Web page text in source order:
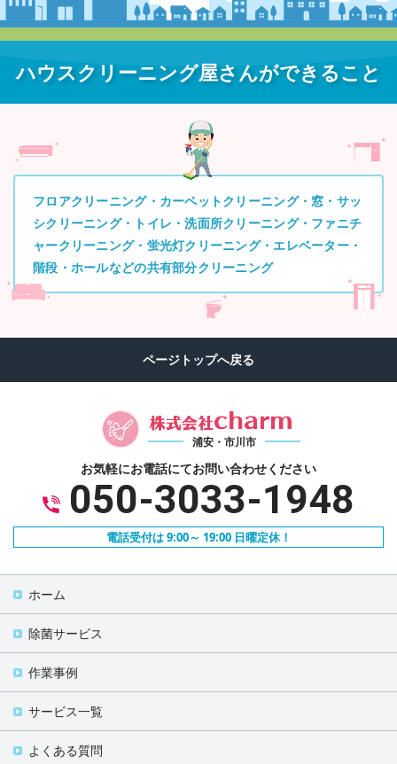
ハウスクリーニング屋さんができること
フロアクリーニング・カーペットクリーニング・窓・サッ
シクリーニング・トイレ・洗面所クリーニング・ファニチ
ャークリーニング・蛍光灯クリーニング・エレベーター・
階段・ホールなどの共有部分クリーニング
浦安・市川市
お気軽にお電話にてお問い合わせください
050-3033-1948
電話受付は 9:00～ 19:00 日曜定休！
ホーム
除菌サービス
作業事例
サービス一覧
よくある質問